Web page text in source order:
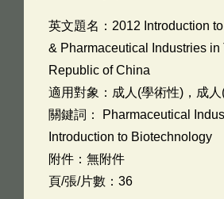
英文題名： 2012 Introduction
& Pharmaceutical Industries in
Republic of China
適用對象：成人(學術性)，成
關鍵詞： Pharmaceutical
Introduction to Biotechnology
附件：無附件
頁/張/片數：36